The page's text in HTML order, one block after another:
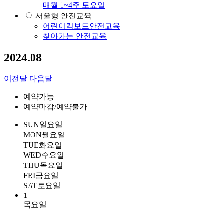
매월 1~4주 토요일
서울형 안전교육
어린이킥보드안전교육
찾아가는 안전교육
2024.08
이전달 다음달
예약가능
예약마감/예약불가
SUN일요일
MON월요일
TUE화요일
WED수요일
THU목요일
FRI금요일
SAT토요일
1
목요일